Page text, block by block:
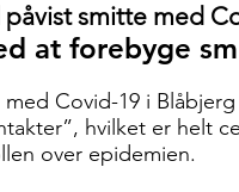
smitte med
at forebyge
Covid-19 i
hvilket er helt
over epidemien.